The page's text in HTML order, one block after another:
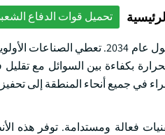
تحميل قوات الدفاع
من المرجح أن يتجاوز قطاع المبخر 850 مليون
بكفاءة بين السوائل مع
في جميع أنحاء المنطقة إلى
فعالة ومستدامة. توفر هذه